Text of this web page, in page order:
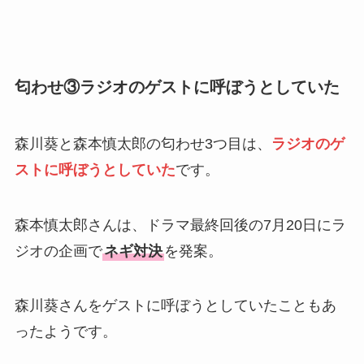
匂わせ③ラジオのゲストに呼ぼうとしていた
森川葵と森本慎太郎の匂わせ3つ目は、
ラジオのゲ
ストに呼ぼうとしていたです。
森本慎太郎さんは、ドラマ最終回後の7月20日にラ
ジオの企画でネギ対決を発案。
森川葵さんをゲストに呼ぼうとしていたこともあ
ったようです。